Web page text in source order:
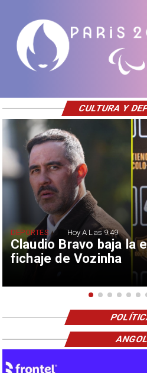
Claudio Bravo baja la
fichaje de Vozinha
DEPORTES Hoy A Las 9:49
CULTURA Y
ANGOL